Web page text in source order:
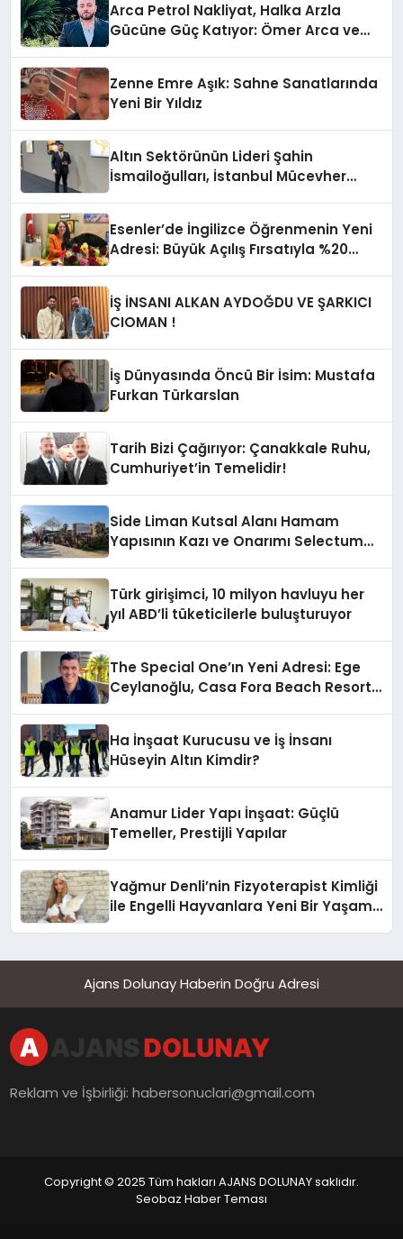
Arca Petrol Nakliyat, Halka Arzla
Gücüne Güç Katıyor: Ömer Arca ve
Zenne Emre Aşık: Sahne Sanatlarında
Yeni Bir Yıldız
Altın Sektörünün Lideri Şahin
İsmailoğulları, İstanbul Mücevher
Esenler’de İngilizce Öğrenmenin Yeni
Adresi: Büyük Açılış Fırsatıyla %20
İŞ İNSANI ALKAN AYDOĞDU VE ŞARKICI
CIOMAN !
İş Dünyasında Öncü Bir İsim: Mustafa
Furkan Türkarslan
Tarih Bizi Çağırıyor: Çanakkale Ruhu,
Cumhuriyet’in Temelidir!
Side Liman Kutsal Alanı Hamam
Yapısının Kazı ve Onarımı Selectum
Türk girişimci, 10 milyon havluyu her
yıl ABD’li tüketicilerle buluşturuyor
The Special One’ın Yeni Adresi: Ege
Ceylanoğlu, Casa Fora Beach Resort
Ha İnşaat Kurucusu ve İş İnsanı
Hüseyin Altın Kimdir?
Anamur Lider Yapı İnşaat: Güçlü
Temeller, Prestijli Yapılar
Yağmur Denli’nin Fizyoterapist Kimliği
ile Engelli Hayvanlara Yeni Bir Yaşam
Ajans Dolunay Haberin Doğru Adresi
Reklam ve İşbirliği:habersonuclari@gmail.com
Copyright © 2025 Tüm hakları AJANS DOLUNAY saklıdır.
Seobaz Haber Teması